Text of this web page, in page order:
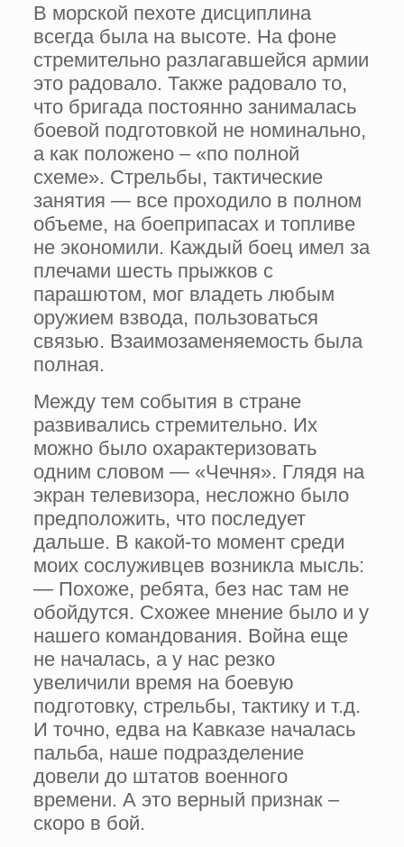
В морской пехоте дисциплина
всегда была на высоте. На фоне
стремительно разлагавшейся армии
это радовало. Также радовало то,
что бригада постоянно занималась
боевой подготовкой не номинально,
а как положено – «по полной
схеме». Стрельбы, тактические
занятия — все проходило в полном
объеме, на боеприпасах и топливе
не экономили. Каждый боец имел за
плечами шесть прыжков с
парашютом, мог владеть любым
оружием взвода, пользоваться
связью. Взаимозаменяемость была
полная.
Между тем события в стране
развивались стремительно. Их
можно было охарактеризовать
одним словом — «Чечня». Глядя на
экран телевизора, несложно было
предположить, что последует
дальше. В какой-то момент среди
моих сослуживцев возникла мысль:
— Похоже, ребята, без нас там не
обойдутся. Схожее мнение было и у
нашего командования. Война еще
не началась, а у нас резко
увеличили время на боевую
подготовку, стрельбы, тактику и т.д.
И точно, едва на Кавказе началась
пальба, наше подразделение
довели до штатов военного
времени. А это верный признак –
скоро в бой.